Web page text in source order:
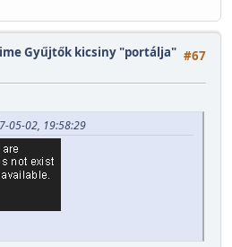
#67
Gyűjtők kicsiny "portálja"
05-02, 19:58:29